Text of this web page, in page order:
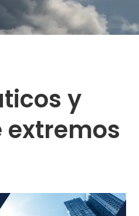
y
extremos